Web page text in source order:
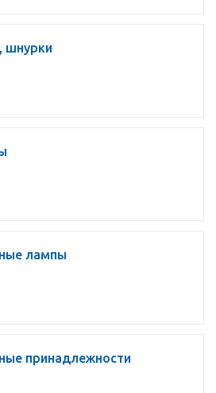
шнурки
лампы
принадлежности